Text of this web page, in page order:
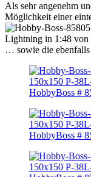
Als sehr angenehm
Möglichkeit einer
… sowie die ebenfalls